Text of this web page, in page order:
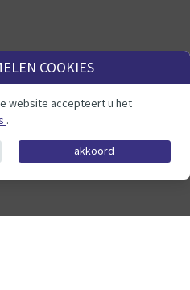
COOKIES
website accepteert u het
.
akkoord